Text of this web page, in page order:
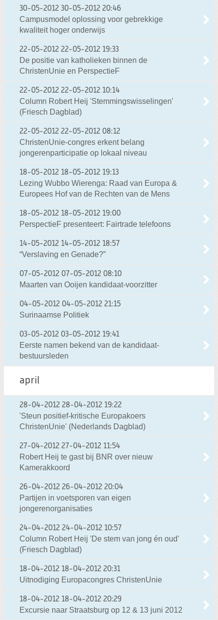
30-05-2012 30-05-2012 20:46
Campusmodel oplossing voor gebrekkige
kwaliteit hoger onderwijs
22-05-2012 22-05-2012 19:33
De positie van katholieken binnen de
ChristenUnie en PerspectieF
22-05-2012 22-05-2012 10:14
Column Robert Heij 'Stemmingswisselingen'
(Friesch Dagblad)
22-05-2012 22-05-2012 08:12
ChristenUnie-congres erkent belang
jongerenparticipatie op lokaal niveau
18-05-2012 18-05-2012 19:13
Lezing Wubbo Wierenga: Raad van Europa &
Europees Hof van de Rechten van de Mens
18-05-2012 18-05-2012 19:00
PerspectieF presenteert: Fairtrade telefoons
14-05-2012 14-05-2012 18:57
“Verslaving en Genade?”
07-05-2012 07-05-2012 08:10
Maarten van Ooijen kandidaat-voorzitter
04-05-2012 04-05-2012 21:15
Surinaamse Politiek
03-05-2012 03-05-2012 19:41
Eerste namen bekend van de kandidaat-
bestuursleden
april
28-04-2012 28-04-2012 19:22
'Steun positief-kritische Europakoers
ChristenUnie' (Nederlands Dagblad)
27-04-2012 27-04-2012 11:54
Robert Heij te gast bij BNR over nieuw
Kamerakkoord
26-04-2012 26-04-2012 20:04
Partijen in voetsporen van eigen
jongerenorganisaties
24-04-2012 24-04-2012 10:57
Column Robert Heij 'De stem van jong én oud'
(Friesch Dagblad)
18-04-2012 18-04-2012 20:31
Uitnodiging Europacongres ChristenUnie
18-04-2012 18-04-2012 20:29
Excursie naar Straatsburg op 12 & 13 juni 2012